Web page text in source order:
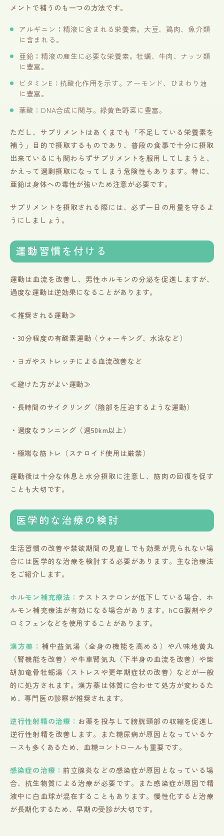
メントで補うのも一つの方法です。
アルギニン ：精液に含まれる栄養素。大豆、鶏肉、魚介類
に含まれる。
亜鉛 ：精液の産生に必要な栄養素。牡蠣、牛肉、ナッツ類
に豊富。
ビタミンE：抗酸化作用を示す。アーモンド、ひまわり油
に豊富。
葉酸：DNA合成に関与。緑黄色野菜に豊富。
ただし、サプリメントはあくまでも「不足している栄養素を
補う」目的で摂取するものであり、普段の食事で十分に摂取
出来ているにも関わらずサプリメントを服用してしまうと、
かえって過剰摂取になってしまう危険性もあります。特に、
亜鉛は身体への毒性が強いため注意が必要です。
サプリメントを摂取される際には、必ず一日の用量を守るよ
うにしましょう。
運動習慣を付ける
運動は血流を改善し、男性ホルモンの分泌を促進しますが、
過度な運動は逆効果になることがあります。
≪推奨される運動≫
・30分程度の有酸素運動（ウォーキング、水泳など）
・ヨガやストレッチによる血流改善など
≪避けた方がよい運動≫
・長時間のサイクリング（陰部を圧迫するような運動）
・過度なランニング（週50km以上）
・極端な筋トレ（ステロイド使用は厳禁）
運動後は十分な休息と水分摂取に注意し、筋肉の回復を促す
ことも大切です。
医学的な治療の検討
生活習慣の改善や禁欲期間の見直しでも効果が見られない場
合には医学的な治療を検討する必要があります。主な治療法
をご紹介します。
ホルモン補充療法： テストステロンが低下している場合、ホ
ルモン補充療法が有効になる場合があります。hCG製剤やク
ロミフェンなどを使用することがあります。
漢方薬： 補中益気湯（全身の機能を高める）や八味地黄丸
（腎機能を改善）や牛車腎気丸（下半身の血流を改善）や柴
胡加竜骨牡蛎湯（ストレスや更年期症状の改善）などが一般
的に処方されます。漢方薬は体質に合わせて処方が変わるた
め、専門医の診察が推奨されます。
逆行性射精の治療： お薬を投与して膀胱頸部の収縮を促進し
逆行性射精を改善します。また糖尿病が原因となっているケ
ースも多くあるため、血糖コントロールも重要です。
感染症の治療： 前立腺炎などの感染症が原因となっている場
合、抗生物質による治療が必要です。また感染症が原因で精
液中に白血球が混在することもあります。慢性化すると治療
が長期化するため、早期の受診が大切です。